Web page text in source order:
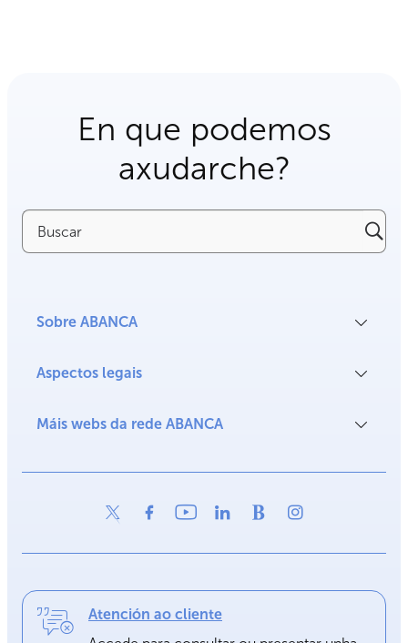
En que podemos
axudarche?
Buscar
Sobre ABANCA
Aspectos legais
Máis webs da rede ABANCA
Atención ao cliente